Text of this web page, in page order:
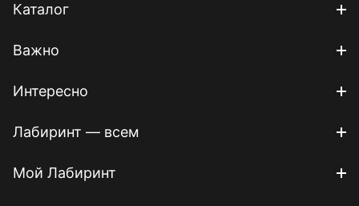
Каталог
Важно
Интересно
Лабиринт — всем
Мой Лабиринт